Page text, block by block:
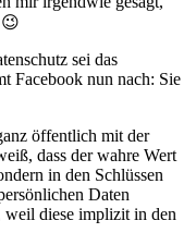
😉
sei das
Facebook nun nach: Sie
öffentlich mit der
dass der wahre Wert
in den Schlüssen
Daten
weil diese implizit in den